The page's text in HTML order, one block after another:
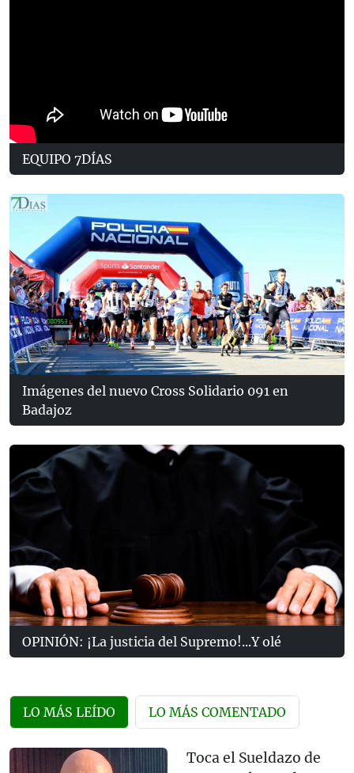
EQUIPO 7DÍAS
Imágenes del nuevo Cross Solidario 091 en
Badajoz
OPINIÓN: ¡La justicia del Supremo!...Y olé
LO MÁS LEÍDO LO MÁS COMENTADO
Toca el Sueldazo de